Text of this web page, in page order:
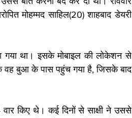
मोहम्मद साहिल(20) शाहबाद डेयरी
गया था। इसके मोबाइल की लोकेशन से
वह बुआ के पास पहुंच गया है, जिसके बाद
किए थे। कई दिनों से साक्षी ने उससे